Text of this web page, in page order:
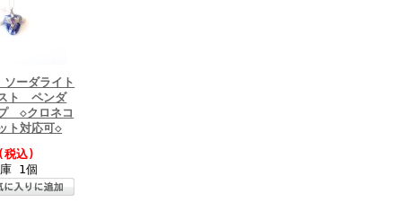
ーダライト
ト ペンダ
◇クロネコ
ト対応可◇
税込)
1個